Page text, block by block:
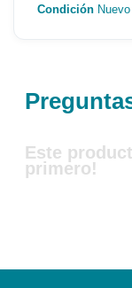
Condición Nuevo
Este
primero!